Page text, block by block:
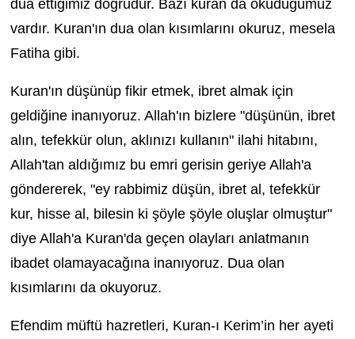
dua ettiğimiz doğrudur. Bazı kuran da okuduğumuz
vardır. Kuran'ın dua olan kısımlarını okuruz, mesela
Fatiha gibi.
Kuran'ın düşünüp fikir etmek, ibret almak için
geldiğine inanıyoruz. Allah'ın bizlere "düşünün, ibret
alın, tefekkür olun, aklınızı kullanın" ilahi hitabını,
Allah'tan aldığımız bu emri gerisin geriye Allah'a
göndererek, "ey rabbimiz düşün, ibret al, tefekkür
kur, hisse al, bilesin ki şöyle şöyle oluşlar olmuştur"
diye Allah'a Kuran'da geçen olayları anlatmanın
ibadet olamayacağına inanıyoruz. Dua olan
kısımlarını da okuyoruz.
Efendim müftü hazretleri, Kuran-ı Kerim’in her ayeti